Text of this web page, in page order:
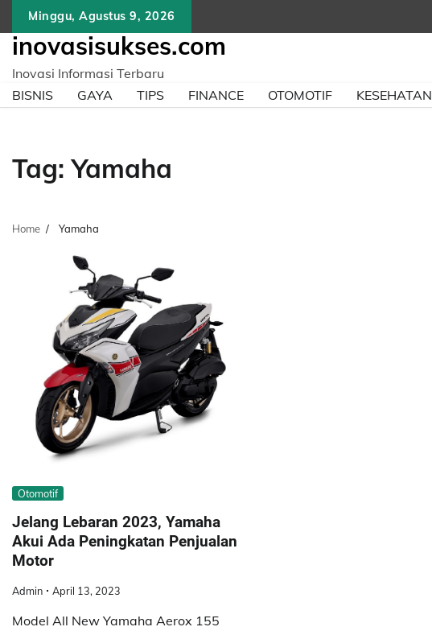
content
Minggu, Agustus 9, 2026
inovasisukses.com
Inovasi Informasi Terbaru
BISNIS
GAYA TIPS FINANCE OTOMOTIF KESEHATAN
Tag:Yamaha
Home Yamaha
Otomotif
Jelang Lebaran 2023, Yamaha
Akui Ada Peningkatan Penjualan
Motor
Admin April 13, 2023
Model All New Yamaha Aerox 155